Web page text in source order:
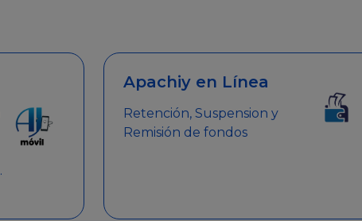
Apachiy en Línea
Retención, Suspension y
Remisión de fondos